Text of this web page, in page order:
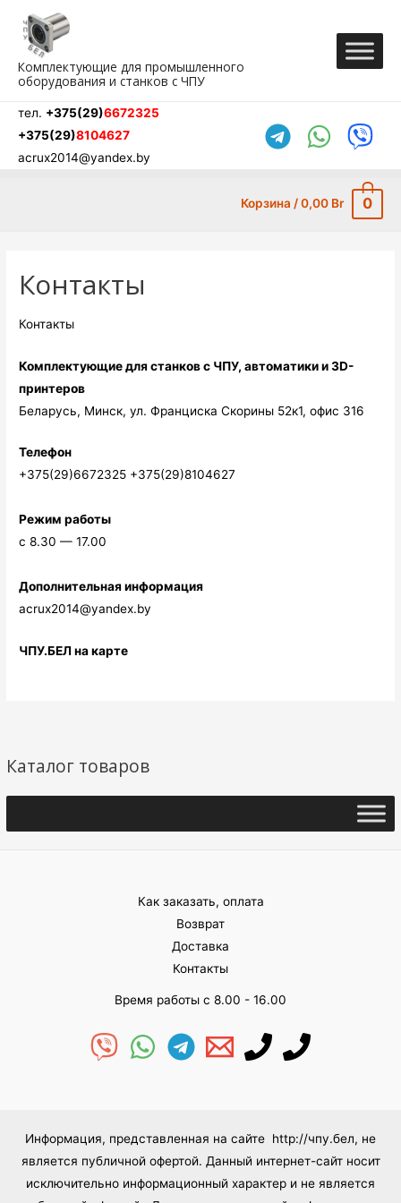
содержимому
Комплектующие для промышленного
оборудования и станков с ЧПУ
тел. +375(29)6672325
+375(29)8104627
acrux2014@yandex.by
Корзина /0,00 Br 0
Каталог товаров
Контакты
Контакты
Комплектующие для станков с ЧПУ, автоматики и 3D-
принтеров
Беларусь, Минск, ул. Франциска Скорины 52к1, офис 316
Телефон
+375(29)6672325 +375(29)8104627
Режим работы
c 8.30 — 17.00
Дополнительная информация
acrux2014@yandex.by
ЧПУ.БЕЛ на карте
Как заказать, оплата
Возврат
Доставка
Контакты
Время работы с 8.00 - 16.00
Информация, представленная на сайте http://чпу.бел, не
является публичной офертой. Данный интернет-сайт носит
исключительно информационный характер и не является